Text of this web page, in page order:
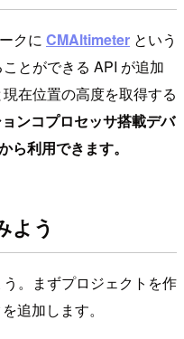
クに CMAltimeter という
とができる API が追加
在位置の高度を取得する
ンコプロセッサ搭載デバ
利用できます。
よう
。まずプロジェクトを作
追加します。